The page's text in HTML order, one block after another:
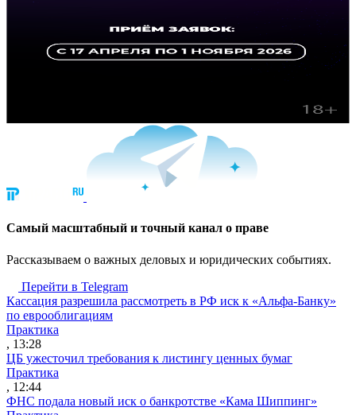
Cамый масштабный и точный канал о праве
Рассказываем о важных деловых и юридических событиях.
Перейти в Telegram
Кассация разрешила рассмотреть в РФ иск к «Альфа-Банку»
по еврооблигациям
Практика
, 13:28
ЦБ ужесточил требования к листингу ценных бумаг
Практика
, 12:44
ФНС подала новый иск о банкротстве «Кама Шиппинг»